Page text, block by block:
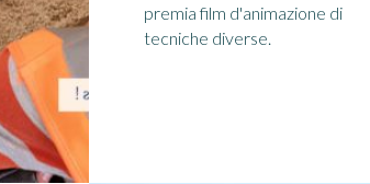
premia film d'animazione di
tecniche diverse.